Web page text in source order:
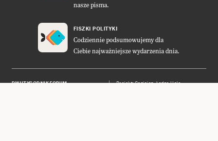
nasze pisma.
FISZKI POLITYKI
Codziennie podsumowujemy dla
Ciebie najważniejsze wydarzenia dnia.
DWUTYGODNIK FORUM Projekt:Cogision,Ładne Halo